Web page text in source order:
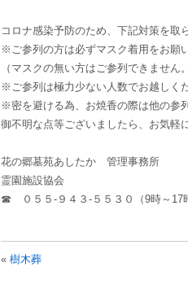
コロナ感染予防のため、下記対策を取
※ご参列の方は必ずマスク着用をお願
（マスクの無い方はご参列できません。
※ご参列は極力少ない人数でお越しくだ
※密を避ける為、お焼香の際は他の参
御不明な点等ございましたら、お気軽
花の郷墓苑あしたか 管理事務所
霊園施設協会
☎ ０５５-９４３-５５３０（9時～17
« 樹木葬